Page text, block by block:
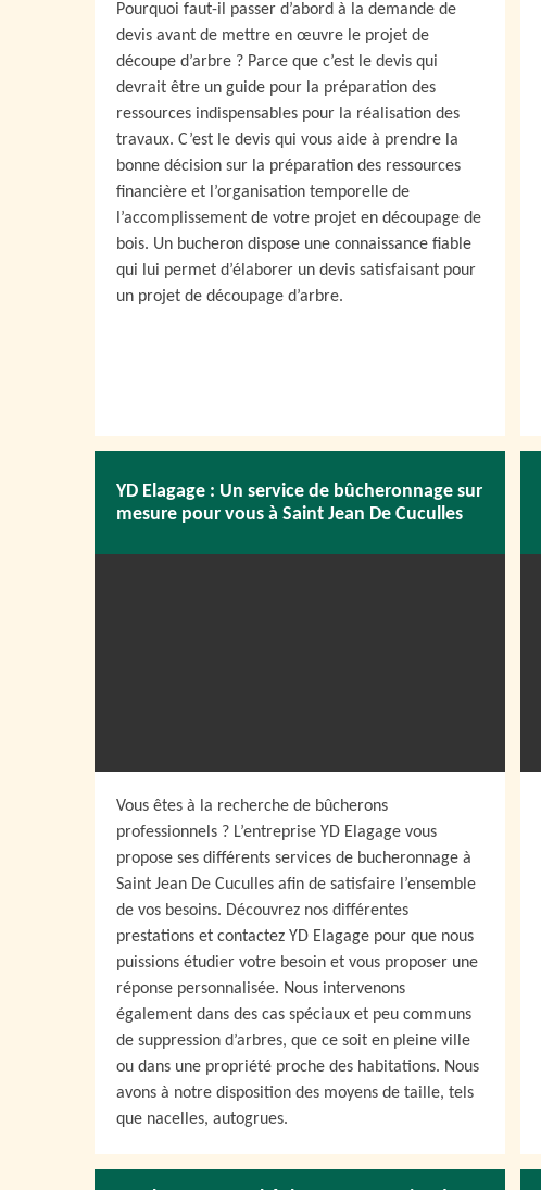
Pourquoi faut-il passer d’abord à la demande de
devis avant de mettre en œuvre le projet de
découpe d’arbre ? Parce que c’est le devis qui
devrait être un guide pour la préparation des
ressources indispensables pour la réalisation des
travaux. C’est le devis qui vous aide à prendre la
bonne décision sur la préparation des ressources
financière et l’organisation temporelle de
l’accomplissement de votre projet en découpage de
bois. Un bucheron dispose une connaissance fiable
qui lui permet d’élaborer un devis satisfaisant pour
un projet de découpage d’arbre.
YD Elagage : Un service de bûcheronnage sur
mesure pour vous à Saint Jean De Cuculles
Vous êtes à la recherche de bûcherons
professionnels ? L’entreprise YD Elagage vous
propose ses différents services de bucheronnage à
Saint Jean De Cuculles afin de satisfaire l’ensemble
de vos besoins. Découvrez nos différentes
prestations et contactez YD Elagage pour que nous
puissions étudier votre besoin et vous proposer une
réponse personnalisée. Nous intervenons
également dans des cas spéciaux et peu communs
de suppression d’arbres, que ce soit en pleine ville
ou dans une propriété proche des habitations. Nous
avons à notre disposition des moyens de taille, tels
que nacelles, autogrues.